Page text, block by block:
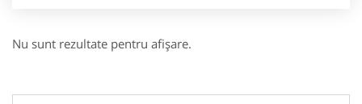
Nu sunt rezultate pentru afişare.